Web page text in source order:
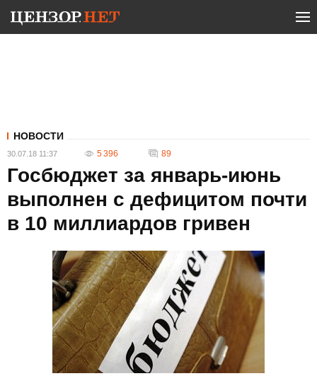
НОВОСТИ
30.07.18 11:37 5 396 89
Госбюджет за январь-июнь
выполнен с дефицитом почти
в 10 миллиардов гривен